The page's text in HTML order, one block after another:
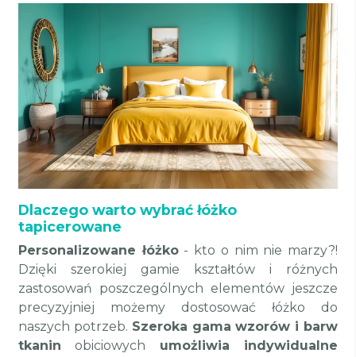
Dlaczego warto wybrać łóżko
tapicerowane
Personalizowane łóżko- kto o nim nie marzy?!
Dzięki szerokiej gamie kształtów i różnych
zastosowań poszczególnych elementów jeszcze
precyzyjniej możemy dostosować łóżko do
naszych potrzeb. Szeroka gama wzorów i barw
tkanin obiciowych umożliwia indywidualne